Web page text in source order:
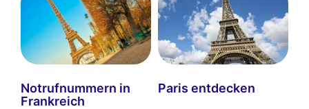
Notrufnummern in
Frankreich
Paris entdecken